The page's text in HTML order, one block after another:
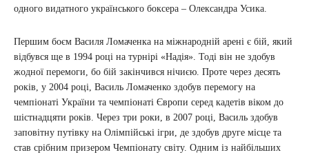
одного видатного українського боксера – Олександра Усика.
Першим боєм Василя Ломаченка на міжнародній арені є бій, який
відбувся ще в 1994 році на турнірі «Надія». Тоді він не здобув
жодної перемоги, бо бій закінчився нічиєю. Проте через десять
років, у 2004 році, Василь Ломаченко здобув перемогу на
чемпіонаті України та чемпіонаті Європи серед кадетів віком до
шістнадцяти років. Через три роки, в 2007 році, Василь здобув
заповітну путівку на Олімпійські ігри, де здобув друге місце та
став срібним призером Чемпіонату світу. Одним із найбільших